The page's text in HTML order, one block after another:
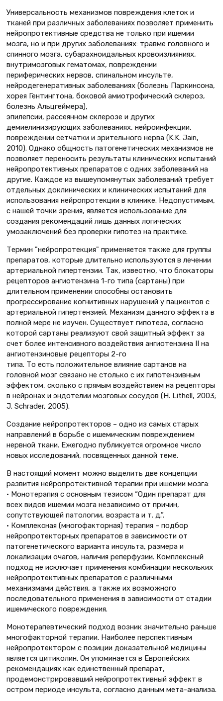
Универсальность механизмов повреждения клеток и
тканей при различных заболеваниях позволяет применить
нейропротективные средства не только при ишемии
мозга, но и при других заболеваниях: травме головного и
спинного мозга, субарахноидальных кровоизлияниях,
внутримозговых гематомах, повреждении
периферических нервов, спинальном инсульте,
нейродегенеративных заболеваниях (болезнь Паркинсона,
хорея Гентингтона, боковой амиотрофический склероз,
болезнь Альцгеймера),
эпилепсии, рассеянном склерозе и других
демиелинизирующих заболеваниях, нейроинфекции,
повреждении сетчатки и зрительного нерва (K.K. Jain,
2010). Однако общность патогенетических механизмов не
позволяет переносить результаты клинических испытаний
нейропротективных препаратов с одних заболеваний на
другие. Каждое из вышеупомянутых заболеваний требует
отдельных доклинических и клинических испытаний для
использования нейропротекции в клинике. Недопустимым,
с нашей точки зрения, является использование для
создания рекомендаций лишь данных логических
умозаключений без проверки гипотез на практике.
Термин "нейропротекция" применяется также для группы
препаратов, которые длительно используются в лечении
артериальной гипертензии. Так, известно, что блокаторы
рецепторов ангиотензина 1-го типа (сартаны) при
длительном применении способны остановить
прогрессирование когнитивных нарушений у пациентов с
артериальной гипертензией. Механизм данного эффекта в
полной мере не изучен. Существует гипотеза, согласно
которой сартаны реализуют свой защитный эффект за
счет более интенсивного воздействия ангиотензина II на
ангиотензиновые рецепторы 2-го
типа. То есть положительное влияние сартанов на
головной мозг связано не столько с их гипотензивным
эффектом, сколько с прямым воздействием на рецепторы
в нейронах и эндотелии мозговых сосудов (Н. Lithell, 2003;
J. Schrader, 2005).
Создание нейропротекторов – одно из самых старых
направлений в борьбе с ишемическим повреждением
нервной ткани. Ежегодно публикуется огромное число
новых исследований, посвященных данной теме.
В настоящий момент можно выделить две концепции
развития нейропротективной терапии при ишемии мозга:
• Монотерапия с основным тезисом “Один препарат для
всех видов ишемии мозга независимо от причин,
сопутствующей патологии, возраста и т. д.”.
• Комплексная (многофакторная) терапия – подбор
нейропротекторных препаратов в зависимости от
патогенетического варианта инсульта, размера и
локализации очагов, наличия реперфузии. Комплексный
подход не исключает применения комбинации нескольких
нейропротективных препаратов с различными
механизмами действия, а также их возможного
последовательного применения в зависимости от стадии
ишемического повреждения.
Монотерапевтический подход возник значительно раньше
многофакторной терапии. Наиболее перспективным
нейропротектором с позиции доказательной медицины
является цитиколин. Он упоминается в Европейских
рекомендациях как единственный препарат,
продемонстрировавший нейропротективный эффект в
остром периоде инсульта, согласно данным мета-анализа.